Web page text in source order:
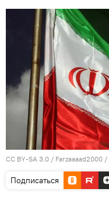
CC BY-SA 3.0 / Farzaaaad2000 /
Подписаться